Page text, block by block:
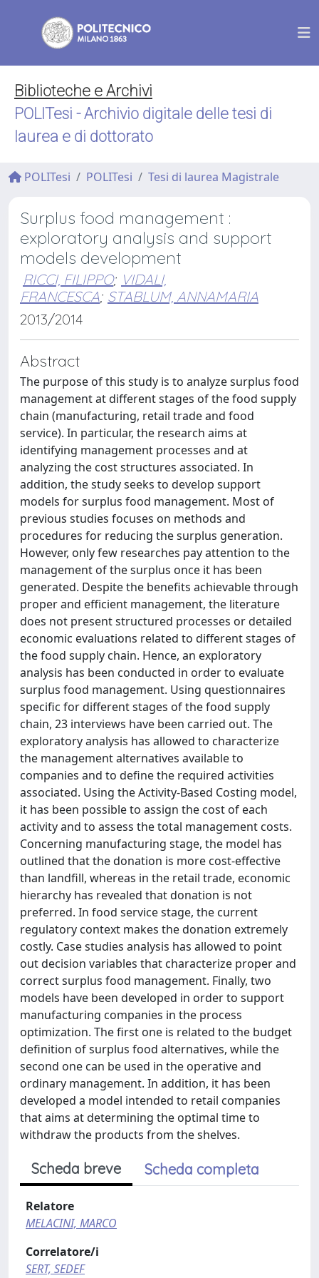
Biblioteche e Archivi
POLITesi - Archivio digitale delle tesi di
laurea e di dottorato
POLITesi POLITesi Tesi di laurea Magistrale
Surplus food management :
exploratory analysis and support
models development
RICCI, FILIPPO; VIDALI,
FRANCESCA; STABLUM, ANNAMARIA
2013/2014
Abstract
The purpose of this study is to analyze surplus food
management at different stages of the food supply
chain (manufacturing, retail trade and food
service). In particular, the research aims at
identifying management processes and at
analyzing the cost structures associated. In
addition, the study seeks to develop support
models for surplus food management. Most of
previous studies focuses on methods and
procedures for reducing the surplus generation.
However, only few researches pay attention to the
management of the surplus once it has been
generated. Despite the benefits achievable through
proper and efficient management, the literature
does not present structured processes or detailed
economic evaluations related to different stages of
the food supply chain. Hence, an exploratory
analysis has been conducted in order to evaluate
surplus food management. Using questionnaires
specific for different stages of the food supply
chain, 23 interviews have been carried out. The
exploratory analysis has allowed to characterize
the management alternatives available to
companies and to define the required activities
associated. Using the Activity-Based Costing model,
it has been possible to assign the cost of each
activity and to assess the total management costs.
Concerning manufacturing stage, the model has
outlined that the donation is more cost-effective
than landfill, whereas in the retail trade, economic
hierarchy has revealed that donation is not
preferred. In food service stage, the current
regulatory context makes the donation extremely
costly. Case studies analysis has allowed to point
out decision variables that characterize proper and
correct surplus food management. Finally, two
models have been developed in order to support
manufacturing companies in the process
optimization. The first one is related to the budget
definition of surplus food alternatives, while the
second one can be used in the operative and
ordinary management. In addition, it has been
developed a model intended to retail companies
that aims at determining the optimal time to
withdraw the products from the shelves.
Scheda breve Scheda completa
Relatore
MELACINI, MARCO
Correlatore/i
SERT, SEDEF